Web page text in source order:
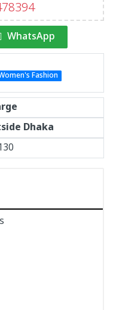
WhatsApp
Fashion
Dhaka